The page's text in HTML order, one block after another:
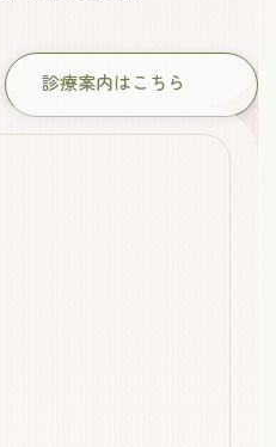
診療案内はこちら